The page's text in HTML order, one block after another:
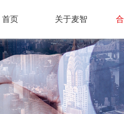
首页 关于麦智